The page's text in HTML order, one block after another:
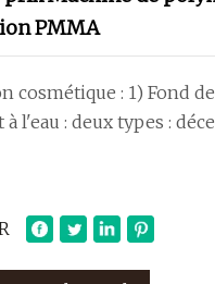
PMMA
cosmétique : 1) Fond
à l'eau : deux types :